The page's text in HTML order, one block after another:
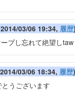
03/06 19:34, 履歴)
ブし忘れて絶望しtaw
03/06 18:34, 履歴)
うございます